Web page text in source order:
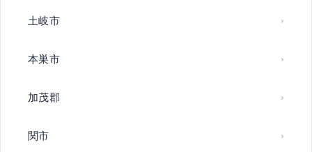
土岐市
本巣市
加茂郡
関市